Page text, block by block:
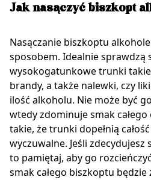
Jak nasączyć biszkopt
Nasączanie biszkoptu
sposobem. Idealnie sprawdzą
wysokogatunkowe trunki
brandy, a także nalewki, czy
ilość alkoholu. Nie może być
wtedy zdominuje smak całego
takie, że trunki dopełnią
wyczuwalne. Jeśli zdecydujesz
to pamiętaj, aby go
smak całego biszkoptu będzie